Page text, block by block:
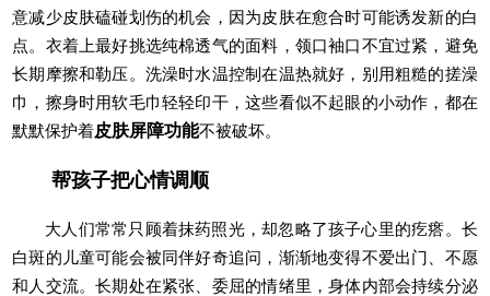
意减少皮肤磕碰划伤的机会，因为皮肤在愈合时可能诱发新的白
点。衣着上最好挑选纯棉透气的面料，领口袖口不宜过紧，避免
长期摩擦和勒压。洗澡时水温控制在温热就好，别用粗糙的搓澡
巾，擦身时用软毛巾轻轻印干，这些看似不起眼的小动作，都在
默默保护着皮肤屏障功能不被破坏。
帮孩子把心情调顺
大人们常常只顾着抹药照光，却忽略了孩子心里的疙瘩。长
白斑的儿童可能会被同伴好奇追问，渐渐地变得不爱出门、不愿
和人交流。长期处在紧张、委屈的情绪里，身体内部会持续分泌